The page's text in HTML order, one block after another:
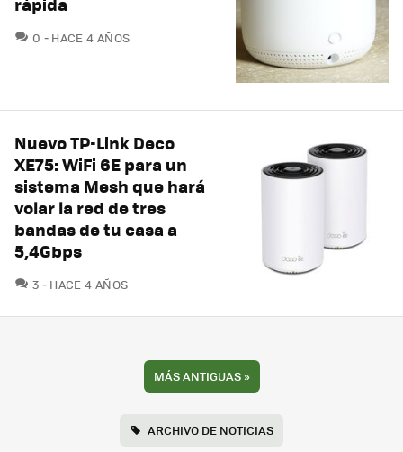
0 COMENTARIOS
HACE 4 AÑOS
Nuevo TP-Link Deco
XE75: WiFi 6E para un
sistema Mesh que hará
volar la red de tres
bandas de tu casa a
5,4Gbps
3 COMENTARIOS
HACE 4 AÑOS
MÁS ANTIGUAS»
ARCHIVO DE NOTICIAS